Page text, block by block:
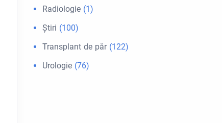
Radiologie (1)
Ştiri (100)
Transplant de păr(122)
Urologie (76)